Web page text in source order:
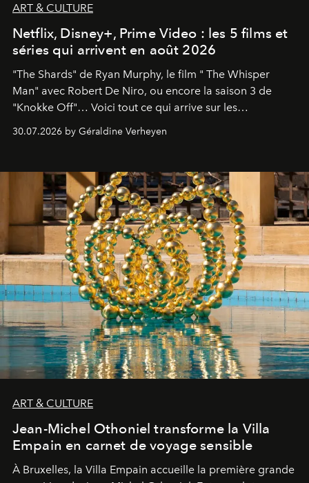
ART & CULTURE
Netflix, Disney+, Prime Video : les 5 films et
séries qui arrivent en août 2026
"The Shards" de Ryan Murphy, le film " The Whisper
Man" avec Robert De Niro, ou encore la saison 3 de
"Knokke Off"… Voici tout ce qui arrive sur les
plateformes de streaming en août 2026.
30.07.2026 by Géraldine Verheyen
ART & CULTURE
Jean-Michel Othoniel transforme la Villa
Empain en carnet de voyage sensible
À Bruxelles, la Villa Empain accueille la première grande